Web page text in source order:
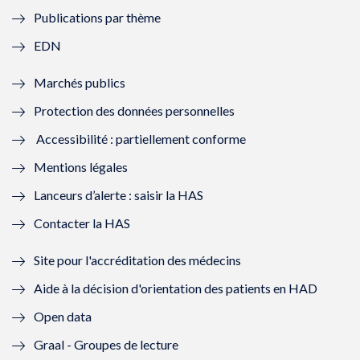
f
n
ê
t
r
e
)
e
n
ê
r
)
ê
t
e
ê
)
Publications par thème
EDN
Marchés publics
Protection des données personnelles
Accessibilité : partiellement conforme
Mentions légales
Lanceurs d’alerte : saisir la HAS
Contacter la HAS
Site pour l'accréditation des médecins
Aide à la décision d'orientation des patients en HAD
Open data
Graal - Groupes de lecture